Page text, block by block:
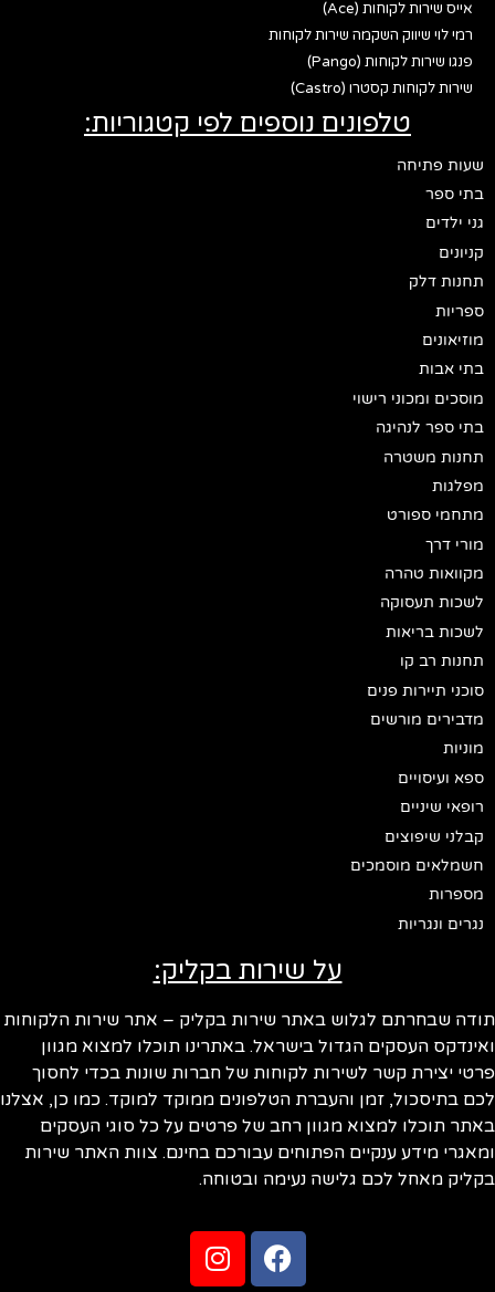
אייס שירות לקוחות (Ace)
רמי לוי שיווק השקמה שירות לקוחות
פנגו שירות לקוחות (Pango)
שירות לקוחות קסטרו (Castro)
טלפונים נוספים לפי קטגוריות:
שעות פתיחה
בתי ספר
גני ילדים
קניונים
תחנות דלק
ספריות
מוזיאונים
בתי אבות
מוסכים ומכוני רישוי
בתי ספר לנהיגה
תחנות משטרה
מפלגות
מתחמי ספורט
מורי דרך
מקוואות טהרה
לשכות תעסוקה
לשכות בריאות
תחנות רב קו
סוכני תיירות פנים
מדבירים מורשים
מוניות
ספא ועיסויים
רופאי שיניים
קבלני שיפוצים
חשמלאים מוסמכים
מספרות
נגרים ונגריות
על שירות בקליק:
שבחרתם לגלוש באתר שירות בקליק – אתר שירות הלקוחות
העסקים הגדול בישראל. באתרינו תוכלו למצוא מגוון
יצירת קשר לשירות לקוחות של חברות שונות בכדי לחסוך
בתיסכול, זמן והעברת הטלפונים ממוקד למוקד. כמו כן, אצלנו
תוכלו למצוא מגוון רחב של פרטים על כל סוגי העסקים
מידע ענקיים הפתוחים עבורכם בחינם. צוות האתר שירות
מאחל לכם גלישה נעימה ובטוחה.